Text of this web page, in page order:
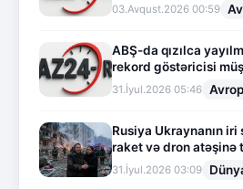
03.Avqust.2026 00:59
ABŞ-da qızılca
rekord göstəricisi
31.İyul.2026 05:46
Rusiya Ukraynanın
raket və dron atəşinə
31.İyul.2026 03:09